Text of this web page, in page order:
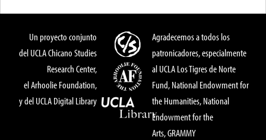
Un proyecto conjunto
del UCLA Chicano Studies
Research Center,
el Arhoolie Foundation,
y del UCLA Digital Library
Agradecemos a todos los
patronicadores, especialmente
al UCLA Los Tigres de Norte
Fund, National Endowment for
the Humanities, National
Endowment for the
Arts, GRAMMY